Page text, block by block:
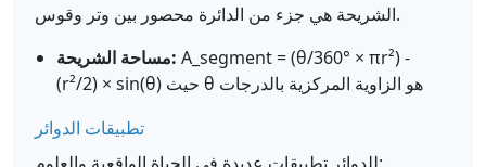
الشريحة هي جزء من الدائرة محصور بين وتر وقوس.
مساحة الشريحة: A_segment = (θ/360° × πr²) -
(r²/2) × sin(θ) حيث θ هو الزاوية المركزية بالدرجات
تطبيقات الدوائر